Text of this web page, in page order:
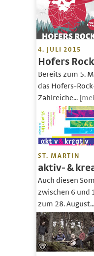
4. JULI 2015
Hofers
Bereits zum 5.
das Hofers-
Zahlreiche...
ST. MARTIN
aktiv- &
Auch diesen
zwischen 6 und
zum 28. August...